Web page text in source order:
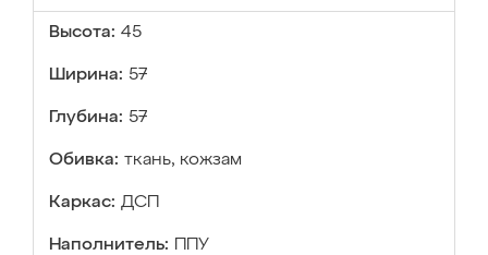
Высота: 45
Ширина: 57
Глубина: 57
Обивка: ткань, кожзам
Каркас: ДСП
Наполнитель: ППУ